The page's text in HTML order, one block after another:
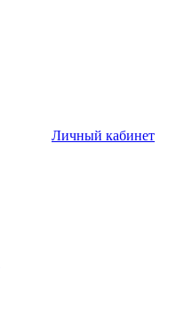
Личный кабинет